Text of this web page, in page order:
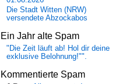
Die Stadt Witten (NRW)
versendete Abzockabos
Ein Jahr alte Spam
"Die Zeit läuft ab! Hol dir deine
exklusive Belohnung!"".
Kommentierte Spam